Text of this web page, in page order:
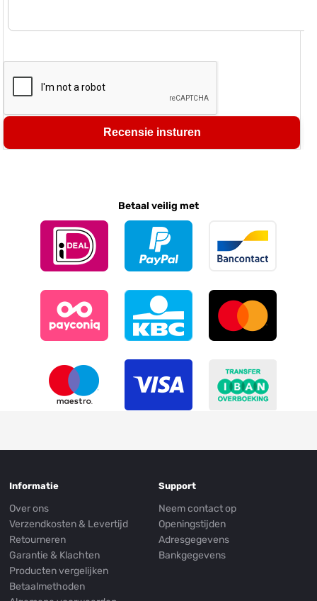
Recensie insturen
Betaal veilig met
Informatie
Over ons
Verzendkosten & Levertijd
Retourneren
Garantie & Klachten
Producten vergelijken
Betaalmethoden
Support
Neem contact op
Openingstijden
Adresgegevens
Bankgegevens